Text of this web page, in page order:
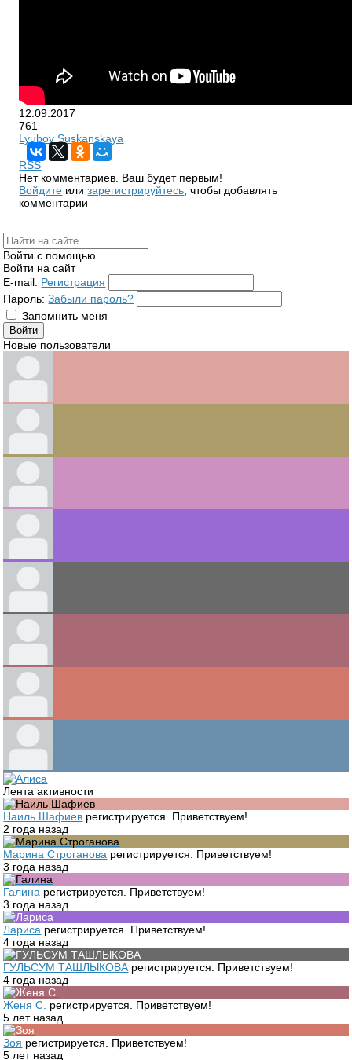
12.09.2017
761
Lyubov Suskanskaya
RSS
Нет комментариев. Ваш будет первым!
Войдите илизарегистрируйтесь , чтобы добавлять
комментарии
Войти с помощью
Войти на сайт
E-mail: Регистрация
Пароль: Забыли пароль?
Запомнить меня
Новые пользователи
Лента активности
Наиль Шафиев регистрируется. Приветствуем!
2 года назад
Марина Строганова регистрируется. Приветствуем!
3 года назад
Галина регистрируется. Приветствуем!
3 года назад
Лариса регистрируется. Приветствуем!
4 года назад
ГУЛЬСУМ ТАШЛЫКОВА регистрируется. Приветствуем!
4 года назад
Женя С. регистрируется. Приветствуем!
5 лет назад
Зоя регистрируется. Приветствуем!
5 лет назад